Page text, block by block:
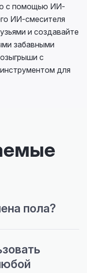
с помощью ИИ-
ИИ-смесителя
и создавайте
забавными
с
для
пола?